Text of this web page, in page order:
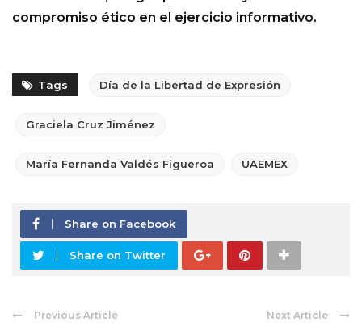
compromiso ético en el ejercicio informativo.
Tags Día de la Libertad de Expresión
Graciela Cruz Jiménez
María Fernanda Valdés Figueroa UAEMEX
Share on Facebook
Share on Twitter
Previous Article Next Article